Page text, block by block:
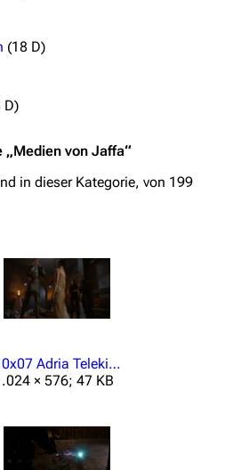
(18 D)
D)
„Medien von Jaffa“
in dieser Kategorie, von 199
10x07 Adria Telekinese.jpg
× 576; 47 KB